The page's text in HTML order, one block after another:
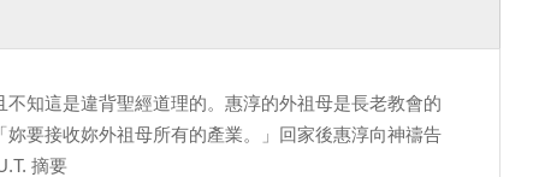
知這是違背聖經道理的。惠淳的外祖母是長老教會的
要接收妳外祖母所有的產業。」回家後惠淳向神禱告
摘要